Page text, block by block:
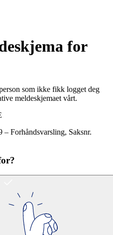
for
som ikke fikk logget deg
meldeskjemaet vårt.
– Forhåndsvarsling, Saksnr.